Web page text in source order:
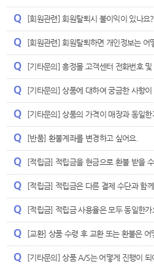
[회원관련] 회원탈퇴시 불이익이 있나요?
[회원관련] 회원탈퇴하면 개인정보는 어
[기타문의] 흥정몰 고객센터 전화번호
[기타문의] 상품에 대하여 궁금한 사항
[기타문의] 상품의 가격이 매장과 동일한
[반품] 환불계좌를 변경하고 싶어요.
[적립금] 적립금을 현금으로 환불 받을
[적립금] 적립금은 다른 결제 수단과 함
[적립금] 적립금 사용율은 모두 동일한가
[교환] 상품 수령 후 교환 또는 환불은 어
[기타문의] 상품 A/S는 어떻게 진행이 되